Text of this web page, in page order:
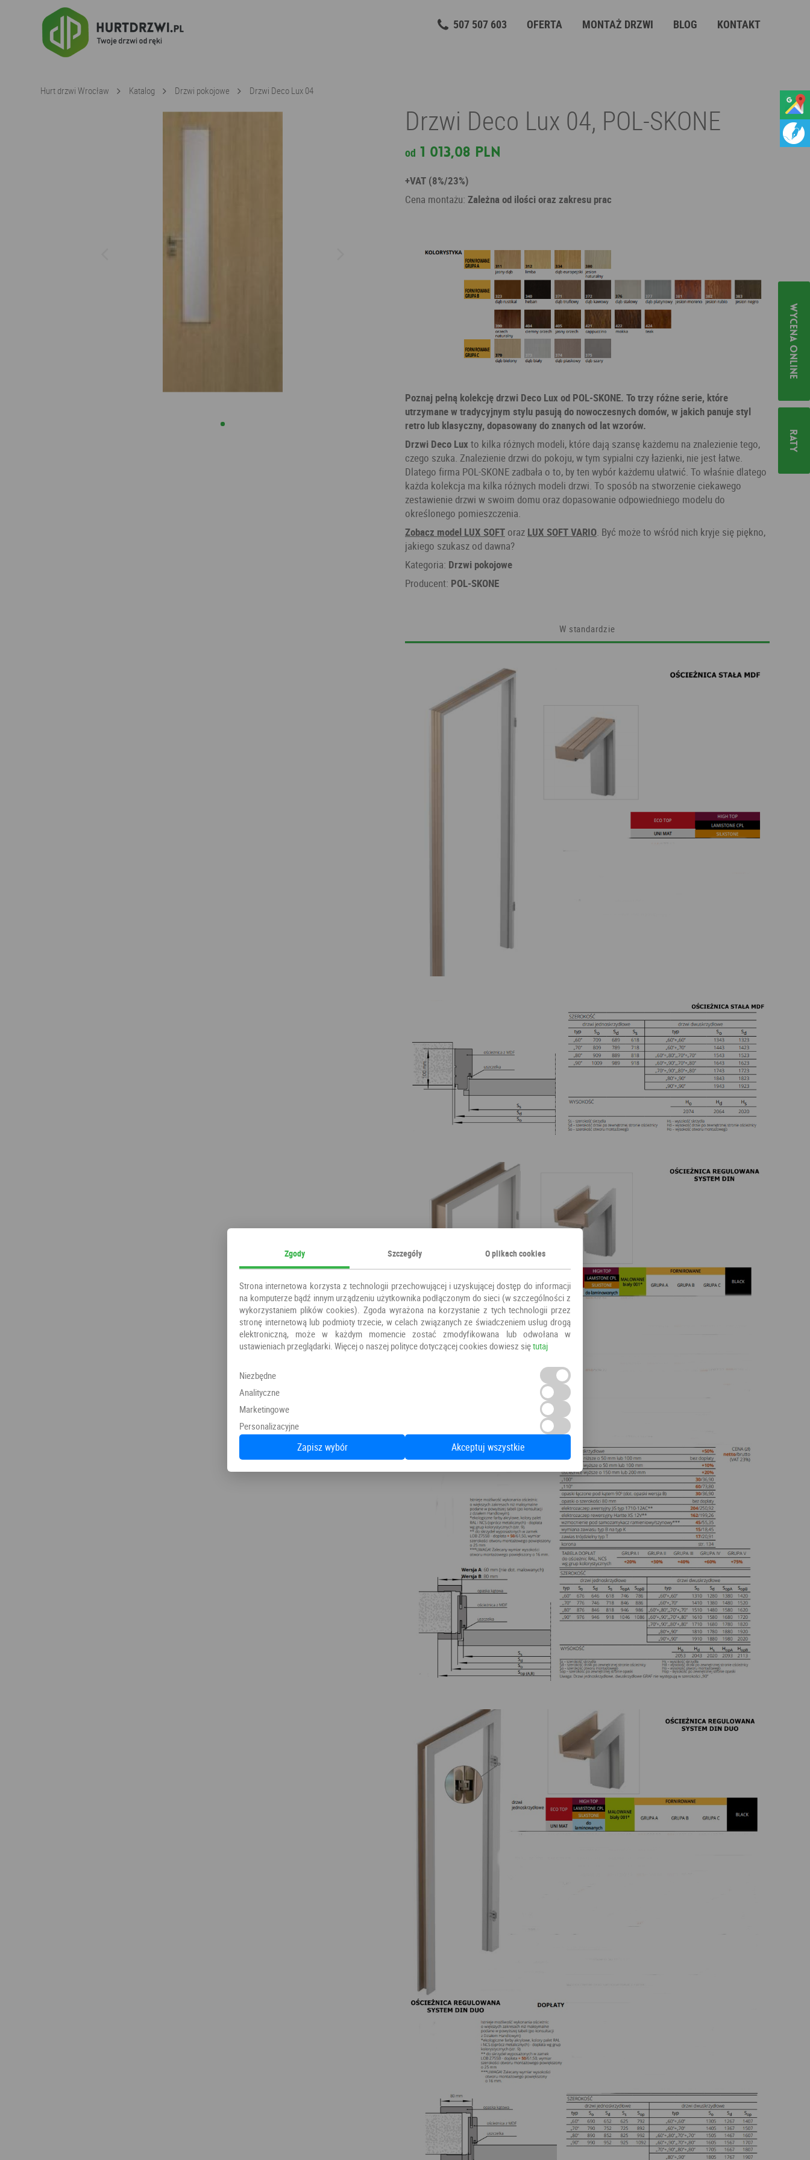
507 507 603 OFERTA MONTAŻ DRZWI BLOG KONTAKT
Hurt drzwi Wrocław Katalog Drzwi pokojowe Drzwi Deco Lux 04
Drzwi Deco Lux 04, POL-SKONE
od 1 013,08 PLN
+VAT (8%/23%)
Cena montażu: Zależna od ilości oraz zakresu prac
Poznaj pełną kolekcję drzwi Deco Lux od POL-SKONE. To trzy różne serie, które
utrzymane w tradycyjnym stylu pasują do nowoczesnych domów, w jakich panuje styl
retro lub klasyczny, dopasowany do znanych od lat wzorów.
Drzwi Deco Lux to kilka różnych modeli, które dają szansę każdemu na znalezienie tego,
czego szuka. Znalezienie drzwi do pokoju, w tym sypialni czy łazienki, nie jest łatwe.
Dlatego firma POL-SKONE zadbała o to, by ten wybór każdemu ułatwić. To właśnie dlatego
każda kolekcja ma kilka różnych modeli drzwi. To sposób na stworzenie ciekawego
zestawienie drzwi w swoim domu oraz dopasowanie odpowiedniego modelu do
określonego pomieszczenia.
Zobacz model LUX SOFT oraz LUX SOFT VARIO. Być może to wśród nich kryje się piękno,
jakiego szukasz od dawna?
Kategoria: Drzwi pokojowe
Producent: POL-SKONE
W standardzie
Zgody Szczegóły O plikach cookies
Strona internetowa korzysta z technologii przechowującej i uzyskującej dostęp do informacji
na komputerze bądź innym urządzeniu użytkownika podłączonym do sieci (w szczególności z
wykorzystaniem plików cookies). Zgoda wyrażona na korzystanie z tych technologii przez
stronę internetową lub podmioty trzecie, w celach związanych ze świadczeniem usług drogą
elektroniczną, może w każdym momencie zostać zmodyfikowana lub odwołana w
ustawieniach przeglądarki. Więcej o naszej polityce dotyczącej cookies dowiesz siętutaj
Niezbędne
Analityczne
Marketingowe
Personalizacyjne
Zapisz wybór Akceptuj wszystkie
Wycena online
Raty